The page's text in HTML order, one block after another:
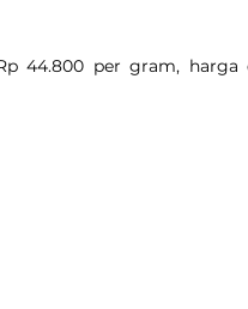
44.800 per gram,